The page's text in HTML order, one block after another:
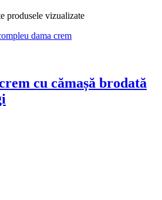
produsele vizualizate
cu cămașă brodată